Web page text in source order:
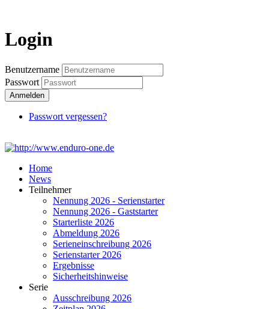
Login
Benutzername
Passwort
Anmelden
Passwort vergessen?
Home
News
Teilnehmer
Nennung 2026 - Serienstarter
Nennung 2026 - Gaststarter
Starterliste 2026
Abmeldung 2026
Serieneinschreibung 2026
Serienstarter 2026
Ergebnisse
Sicherheitshinweise
Serie
Ausschreibung 2026